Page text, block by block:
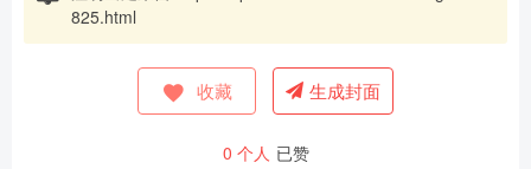
825.html
收藏 生成封面
0 个人 已赞